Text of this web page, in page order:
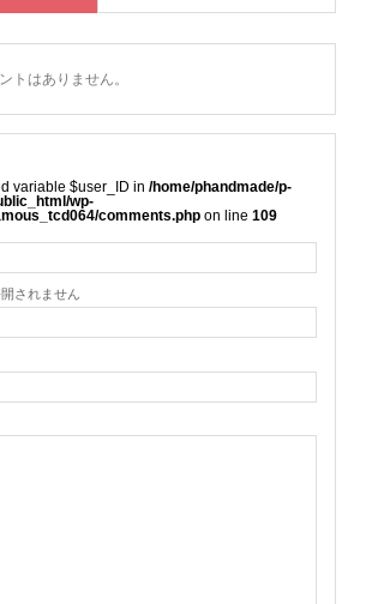
トはありません。
variable $user_ID in /home/phandmade/p-
wp-
comments.phpon line 109
されません